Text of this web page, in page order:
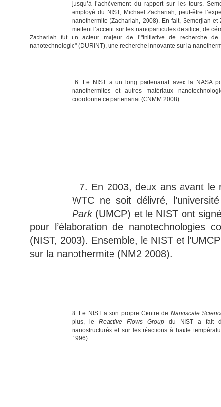
jusqu’à l’achèvement du rapport sur les tours.
employé du NIST, Michael Zachariah, peut-être
nanothermite (Zachariah, 2008). En fait, Semerjian
mettent l’accent sur les nanoparticules de silice, de
Zachariah fut un acteur majeur de l’"Initiative de recherche
nanotechnologie" (DURINT), une recherche innovante sur la
6. Le NIST a un long partenariat avec la NASA
nanothermites et autres matériaux
coordonne ce partenariat (CNMM 2008).
7. En 2003, deux ans avant le
WTC ne soit délivré,
Park(UMCP) et le NIST ont
pour l’élaboration de nanotechnologies
(NIST, 2003). Ensemble, le NIST et
sur la nanothermite (NM2 2008).
8. Le NIST a son propre Centre de Nanoscale
plus, leReactive Flows Groupdu NIST a fait
nanostructurés et sur les réactions à haute
1996).